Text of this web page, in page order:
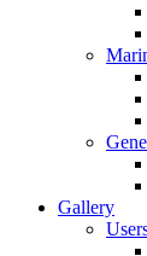
Gallery